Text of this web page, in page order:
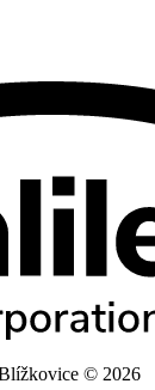
© 2026